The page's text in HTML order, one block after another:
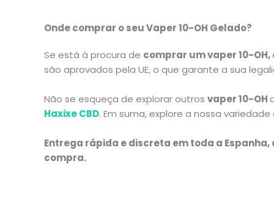
Onde comprar o seu Vaper 10-OH Gelado?
Se está à procura de comprar um vaper 10-OH,
são aprovados pela UE, o que garante a sua
Não se esqueça de explorar outros vaper 10-OH
Haxixe CBD. Em suma, explore a nossa
Entrega rápida e discreta em toda a Espanha,
compra.